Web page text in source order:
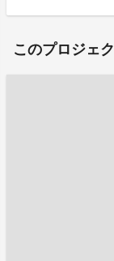
このプロジェ